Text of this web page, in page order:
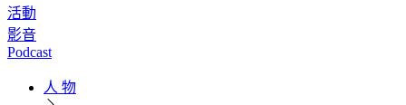
活動
影音
Podcast
人 物